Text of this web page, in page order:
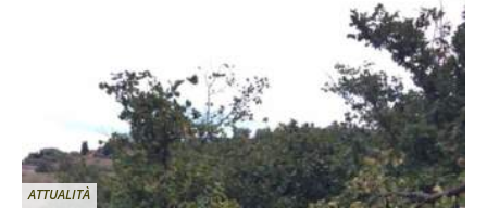
ATTUALITÀ